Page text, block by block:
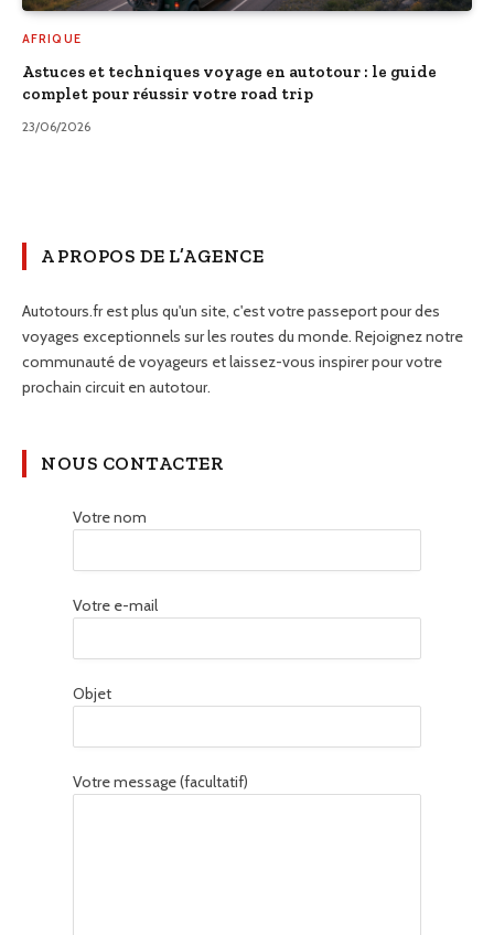
AFRIQUE
Astuces et techniques voyage en autotour : le guide
complet pour réussir votre road trip
23/06/2026
A PROPOS DE L’AGENCE
Autotours.fr est plus qu'un site, c'est votre passeport pour des
voyages exceptionnels sur les routes du monde. Rejoignez notre
communauté de voyageurs et laissez-vous inspirer pour votre
prochain circuit en autotour.
NOUS CONTACTER
Votre nom
Votre e-mail
Objet
Votre message (facultatif)